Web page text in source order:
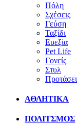
Πόλη
Σχέσεις
Γεύση
Ταξίδι
Ευεξία
Pet Life
Γονείς
Στυλ
ΑΘΛΗΤΙΚΑ
ΠΟΛΙΤΣΜΟΣ